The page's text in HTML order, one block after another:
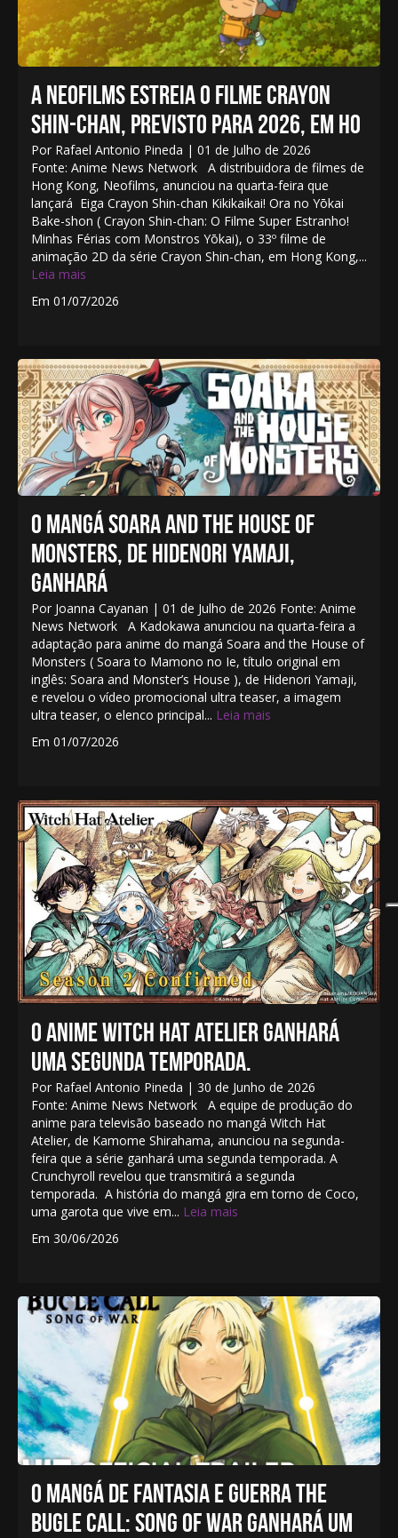
A NEOFILMS ESTREIA O FILME CRAYON
SHIN-CHAN, PREVISTO PARA 2026, EM HO
Por Rafael Antonio Pineda | 01 de Julho de 2026
Fonte: Anime News Network A distribuidora de filmes de
Hong Kong, Neofilms, anunciou na quarta-feira que
lançará Eiga Crayon Shin-chan Kikikaikai! Ora no Yōkai
Bake-shon ( Crayon Shin-chan: O Filme Super Estranho!
Minhas Férias com Monstros Yōkai), o 33º filme de
animação 2D da série Crayon Shin-chan, em Hong Kong,...
Leia mais
Em 01/07/2026
O MANGÁ SOARA AND THE HOUSE OF
MONSTERS, DE HIDENORI YAMAJI,
GANHARÁ
Por Joanna Cayanan | 01 de Julho de 2026 Fonte: Anime
News Network A Kadokawa anunciou na quarta-feira a
adaptação para anime do mangá Soara and the House of
Monsters ( Soara to Mamono no Ie, título original em
inglês: Soara and Monster’s House ), de Hidenori Yamaji,
e revelou o vídeo promocional ultra teaser, a imagem
ultra teaser, o elenco principal... Leia mais
Em 01/07/2026
O ANIME WITCH HAT ATELIER GANHARÁ
UMA SEGUNDA TEMPORADA.
Por Rafael Antonio Pineda | 30 de Junho de 2026
Fonte: Anime News Network A equipe de produção do
anime para televisão baseado no mangá Witch Hat
Atelier, de Kamome Shirahama, anunciou na segunda-
feira que a série ganhará uma segunda temporada. A
Crunchyroll revelou que transmitirá a segunda
temporada. A história do mangá gira em torno de Coco,
uma garota que vive em... Leia mais
Em 30/06/2026
O MANGÁ DE FANTASIA E GUERRA THE
BUGLE CALL: SONG OF WAR GANHARÁ UM